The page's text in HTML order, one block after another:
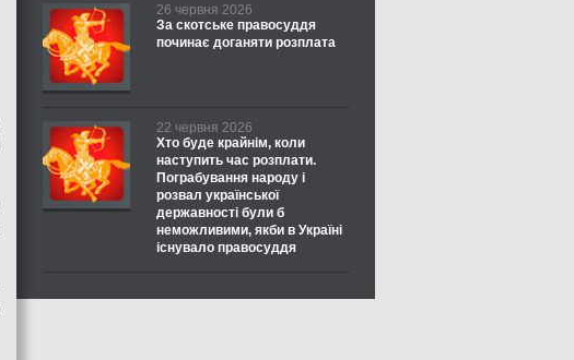
26 червня 2026
За скотське правосуддя
починає доганяти розплата
22 червня 2026
Хто буде крайнім, коли
наступить час розплати.
Пограбування народу і
розвал української
державності були б
неможливими, якби в Україні
існувало правосуддя